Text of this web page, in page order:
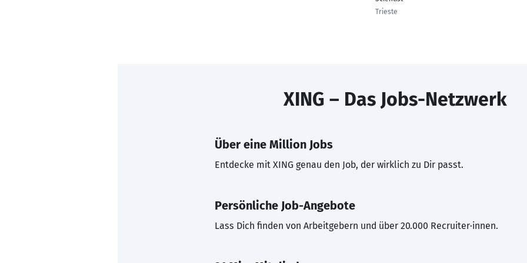
Trieste
XING – Das Jobs-Netzwerk
Über eine Million Jobs
Entdecke mit XING genau den Job, der wirklich zu Dir passt.
Persönliche Job-Angebote
Lass Dich finden von Arbeitgebern und über 20.000 Recruiter·innen.